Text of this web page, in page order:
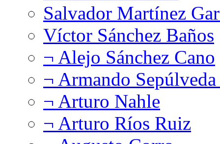
Salvador Martínez
Víctor Sánchez Baños
¬ Alejo Sánchez Cano
¬ Armando
¬ Arturo Nahle
¬ Arturo Ríos Ruiz